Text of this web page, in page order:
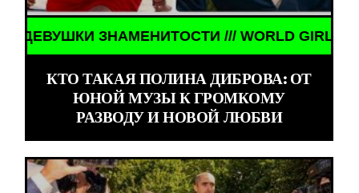
/// WORLD GIRLS /// ДЕВУШКИ
КТО ТАКАЯ ПОЛИНА ДИБРОВА: ОТ
ЮНОЙ МУЗЫ К ГРОМКОМУ
РАЗВОДУ И НОВОЙ ЛЮБВИ